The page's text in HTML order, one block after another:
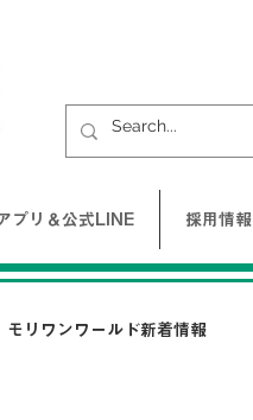
プリ＆公式LINE 採用情報
モリワンワールド新着情報